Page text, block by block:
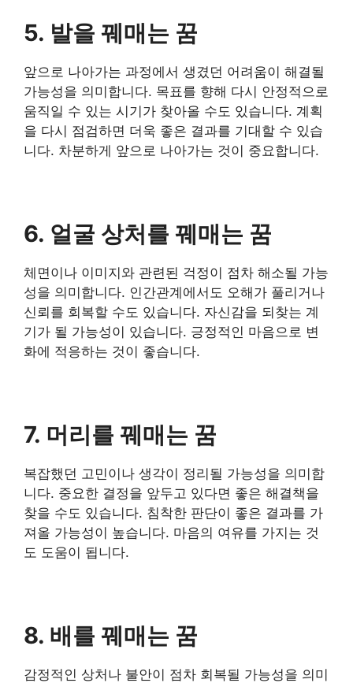
5. 발을 꿰매는 꿈
앞으로 나아가는 과정에서 생겼던 어려움이 해결될
가능성을 의미합니다. 목표를 향해 다시 안정적으로
움직일 수 있는 시기가 찾아올 수도 있습니다. 계획
을 다시 점검하면 더욱 좋은 결과를 기대할 수 있습
니다. 차분하게 앞으로 나아가는 것이 중요합니다.
6. 얼굴 상처를 꿰매는 꿈
체면이나 이미지와 관련된 걱정이 점차 해소될 가능
성을 의미합니다. 인간관계에서도 오해가 풀리거나
신뢰를 회복할 수도 있습니다. 자신감을 되찾는 계
기가 될 가능성이 있습니다. 긍정적인 마음으로 변
화에 적응하는 것이 좋습니다.
7. 머리를 꿰매는 꿈
복잡했던 고민이나 생각이 정리될 가능성을 의미합
니다. 중요한 결정을 앞두고 있다면 좋은 해결책을
찾을 수도 있습니다. 침착한 판단이 좋은 결과를 가
져올 가능성이 높습니다. 마음의 여유를 가지는 것
도 도움이 됩니다.
8. 배를 꿰매는 꿈
감정적인 상처나 불안이 점차 회복될 가능성을 의미